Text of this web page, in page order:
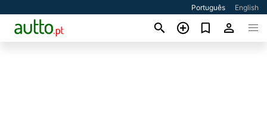
Português English